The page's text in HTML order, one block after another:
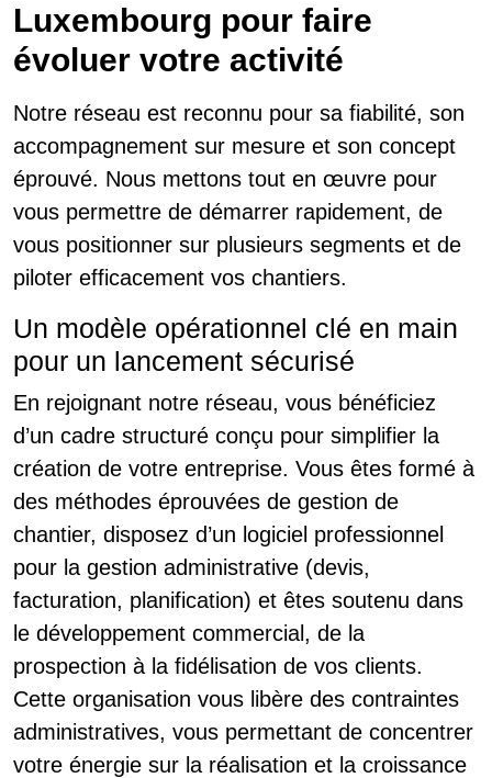
Luxembourg pour faire
évoluer votre activité
Notre réseau est reconnu pour sa fiabilité, son
accompagnement sur mesure et son concept
éprouvé. Nous mettons tout en œuvre pour
vous permettre de démarrer rapidement, de
vous positionner sur plusieurs segments et de
piloter efficacement vos chantiers.
Un modèle opérationnel clé en main
pour un lancement sécurisé
En rejoignant notre réseau, vous bénéficiez
d’un cadre structuré conçu pour simplifier la
création de votre entreprise. Vous êtes formé à
des méthodes éprouvées de gestion de
chantier, disposez d’un logiciel professionnel
pour la gestion administrative (devis,
facturation, planification) et êtes soutenu dans
le développement commercial, de la
prospection à la fidélisation de vos clients.
Cette organisation vous libère des contraintes
administratives, vous permettant de concentrer
votre énergie sur la réalisation et la croissance